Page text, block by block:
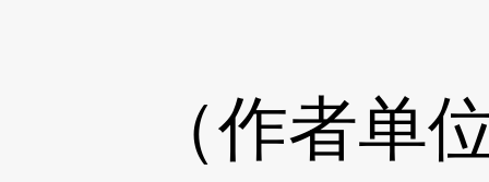
（作者单位